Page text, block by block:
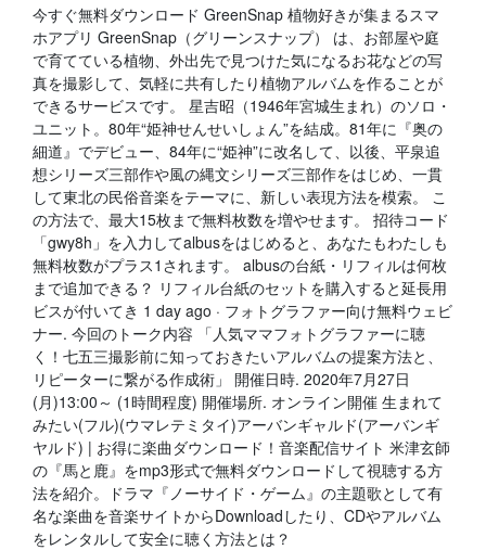
今すぐ無料ダウンロード GreenSnap 植物好きが集まるスマ
ホアプリ GreenSnap（グリーンスナップ） は、お部屋や庭
で育てている植物、外出先で見つけた気になるお花などの写
真を撮影して、気軽に共有したり植物アルバムを作ることが
できるサービスです。 星吉昭（1946年宮城生まれ）のソロ・
ユニット。80年“姫神せんせいしょん”を結成。81年に『奥の
細道』でデビュー、84年に“姫神”に改名して、以後、平泉追
想シリーズ三部作や風の縄文シリーズ三部作をはじめ、一貫
して東北の民俗音楽をテーマに、新しい表現方法を模索。 こ
の方法で、最大15枚まで無料枚数を増やせます。 招待コード
「gwy8h」を入力してalbusをはじめると、あなたもわたしも
無料枚数がプラス1されます。 albusの台紙・リフィルは何枚
まで追加できる？ リフィル台紙のセットを購入すると延長用
ビスが付いてき 1 day ago · フォトグラファー向け無料ウェビ
ナー. 今回のトーク内容 「人気ママフォトグラファーに聴
く！七五三撮影前に知っておきたいアルバムの提案方法と、
リピーターに繋がる作成術」 開催日時. 2020年7月27日
(月)13:00～ (1時間程度) 開催場所. オンライン開催 生まれて
みたい(フル)(ウマレテミタイ)アーバンギャルド(アーバンギ
ヤルド) | お得に楽曲ダウンロード！音楽配信サイト 米津玄師
の『馬と鹿』をmp3形式で無料ダウンロードして視聴する方
法を紹介。ドラマ『ノーサイド・ゲーム』の主題歌として有
名な楽曲を音楽サイトからDownloadしたり、CDやアルバム
をレンタルして安全に聴く方法とは？